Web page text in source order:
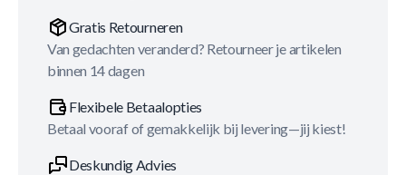
Gratis Retourneren
Van gedachten veranderd? Retourneer je artikelen
binnen 14 dagen
Flexibele Betaalopties
Betaal vooraf of gemakkelijk bij levering—jij kiest!
Deskundig Advies